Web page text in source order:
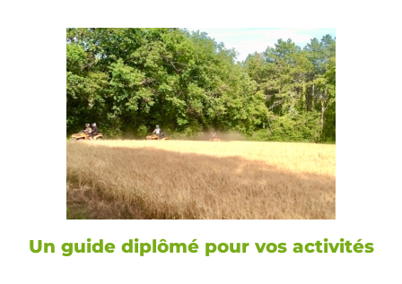
Un guide diplômé pour vos activités